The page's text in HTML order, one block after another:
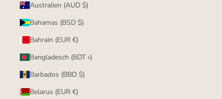
Australien (AUD $)
Bahamas (BSD $)
Bahrain (EUR €)
Bangladesch (BDT ৳)
Barbados (BBD $)
Belarus (EUR €)